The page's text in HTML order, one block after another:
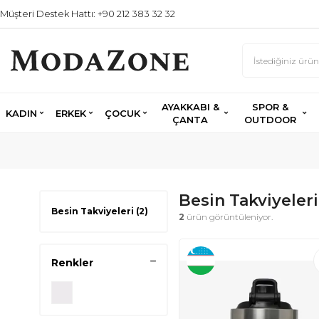
Müşteri Destek Hattı: +90 212 383 32 32
KADIN ERKEK ÇOCUK
AYAKKABI &
ÇANTA
SPOR &
OUTDOOR
Besin Takviyeleri (2)
Renkler
Besin Takviyeleri
2 ürün görüntüleniyor.